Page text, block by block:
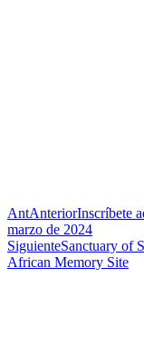
AntAnteriorInscríbete
marzo de 2024
SiguienteSanctuary of
African Memory Site